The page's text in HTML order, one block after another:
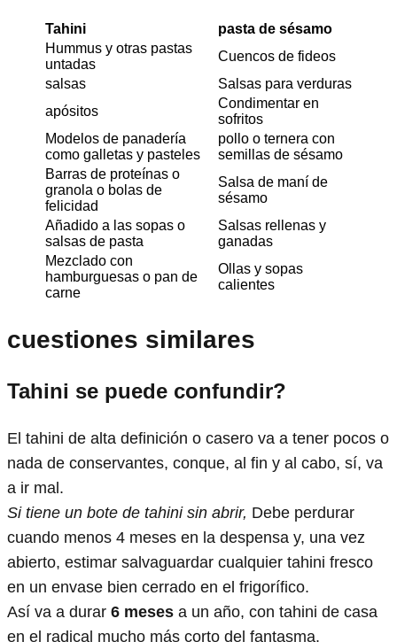
Tahini
pasta de sésamo
Hummus y otras pastas
untadas
Cuencos de fideos
salsas
Salsas para verduras
apósitos
Condimentar en
sofritos
Modelos de panadería
como galletas y pasteles
pollo o ternera con
semillas de sésamo
Barras de proteínas o
granola o bolas de
felicidad
Salsa de maní de
sésamo
Añadido a las sopas o
salsas de pasta
Salsas rellenas y
ganadas
Mezclado con
hamburguesas o pan de
carne
Ollas y sopas
calientes
cuestiones similares
Tahini se puede confundir?
El tahini de alta definición o casero va a tener pocos o
nada de conservantes, conque, al fin y al cabo, sí, va
a ir mal.
Si tiene un bote de tahini sin abrir, Debe perdurar
cuando menos 4 meses en la despensa y, una vez
abierto, estimar salvaguardar cualquier tahini fresco
en un envase bien cerrado en el frigorífico.
Así va a durar 6 meses a un año, con tahini de casa
en el radical mucho más corto del fantasma.